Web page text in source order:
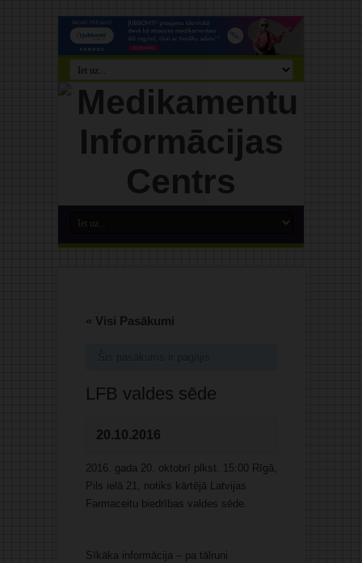
« Visi Pasākumi
Šis pasākums ir pagājis.
LFB valdes sēde
20.10.2016
2016. gada 20. oktobrī plkst. 15:00 Rīgā,
Pils ielā 21, notiks kārtējā Latvijas
Farmaceitu biedrības valdes sēde.
Sīkāka informācija – pa tālruni